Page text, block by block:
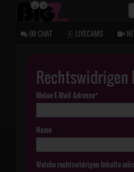
IM CHAT LIVECAMS
Rechtswidrigen
Meine E-Mail Adresse*
Name
Welche rechtswidrigen Inhalte